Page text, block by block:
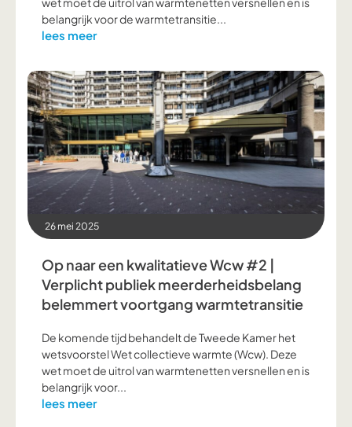
belangrijk voor de warmtetransitie...
lees meer
26 mei 2025
Op naar een kwalitatieve Wcw #2 |
Verplicht publiek meerderheidsbelang
belemmert voortgang warmtetransitie
De komende tijd behandelt de Tweede Kamer het
wetsvoorstel Wet collectieve warmte (Wcw). Deze
wet moet de uitrol van warmtenetten versnellen en is
belangrijk voor...
lees meer